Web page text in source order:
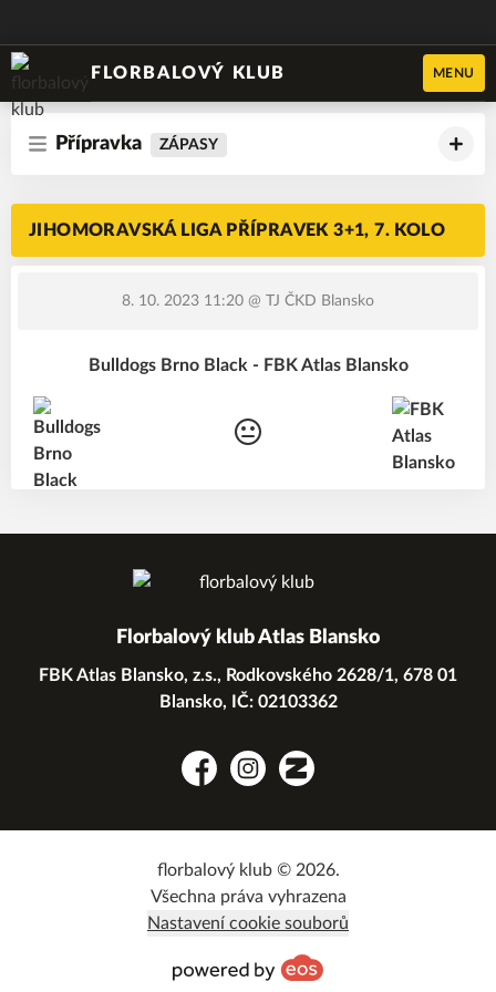
FLORBALOVÝ KLUB MENU
Přípravka ZÁPASY
JIHOMORAVSKÁ LIGA PŘÍPRAVEK 3+1, 7. KOLO
8. 10. 2023 11:20 @ TJ ČKD Blansko
Bulldogs Brno Black - FBK Atlas Blansko
Florbalový klub Atlas Blansko
FBK Atlas Blansko, z.s., Rodkovského 2628/1, 678 01
Blansko, IČ: 02103362
FacebookInstagramZonerama
florbalový klub © 2026.
Všechna práva vyhrazena
Nastavení cookie souborů